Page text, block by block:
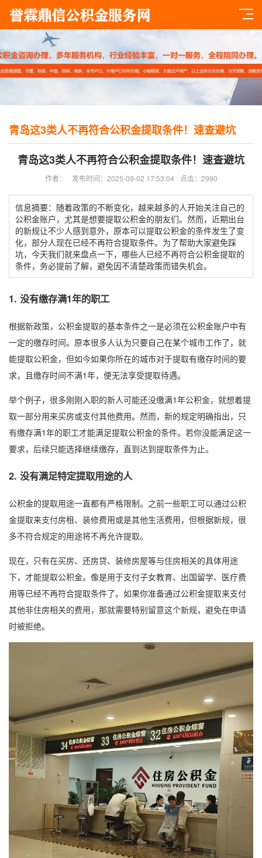
青岛这3类人不再符合公积金提取条件！速查避坑
青岛这3类人不再符合公积金提取条件！速查避坑
作者： 发布时间：2025-09-02 17:53:04 点击：2990
信息摘要：随着政策的不断变化，越来越多的人开始关注自己的
公积金账户，尤其是想要提取公积金的朋友们。然而，近期出台
的新规让不少人感到意外，原本可以提取公积金的条件发生了变
化，部分人现在已经不再符合提取条件。为了帮助大家避免踩
坑，今天我们就来盘点一下，哪些人已经不再符合公积金提取的
条件，务必提前了解，避免因不清楚政策而错失机会。
1. 没有缴存满1年的职工
根据新政策，公积金提取的基本条件之一是必须在公积金账户中有
一定的缴存时间。原本很多人认为只要自己在某个城市工作了，就
能提取公积金，但如今如果你所在的城市对于提取有缴存时间的要
求，且缴存时间不满1年，便无法享受提取待遇。
举个例子，很多刚刚入职的新人可能还没缴满1年公积金，就想着提
取一部分用来买房或支付其他费用。然而，新的规定明确指出，只
有缴存满1年的职工才能满足提取公积金的条件。若你没能满足这一
要求，后续只能选择继续缴存，直到达到提取条件为止。
2. 没有满足特定提取用途的人
公积金的提取用途一直都有严格限制。之前一些职工可以通过公积
金提取来支付房租、装修费用或是其他生活费用，但根据新规，很
多不符合规定的用途将不再允许提取。
现在，只有在买房、还房贷、装修房屋等与住房相关的具体用途
下，才能提取公积金。像是用于支付子女教育、出国留学、医疗费
用等已经不再符合提取条件了。如果你准备通过公积金提取来支付
其他非住房相关的费用，那就需要特别留意这个新规，避免在申请
时被拒绝。